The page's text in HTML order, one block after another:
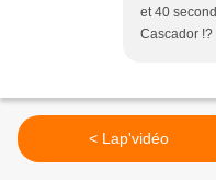
et 40
Cascador !?
< Lap'vidéo